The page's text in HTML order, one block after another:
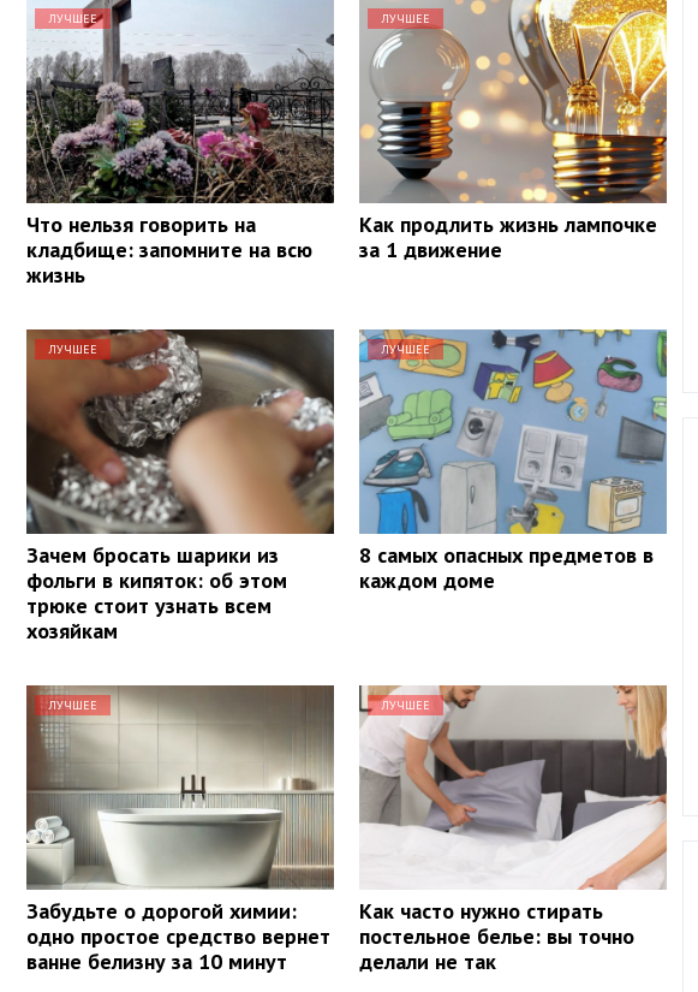
ЛУЧШЕЕ
Что нельзя говорить на
кладбище: запомните на всю
жизнь
ЛУЧШЕЕ
Как продлить жизнь лампочке
за 1 движение
ЛУЧШЕЕ
Зачем бросать шарики из
фольги в кипяток: об этом
трюке стоит узнать всем
хозяйкам
ЛУЧШЕЕ
8 самых опасных предметов в
каждом доме
ЛУЧШЕЕ
Забудьте о дорогой химии:
одно простое средство вернет
ванне белизну за 10 минут
ЛУЧШЕЕ
Как часто нужно стирать
постельное белье: вы точно
делали не так